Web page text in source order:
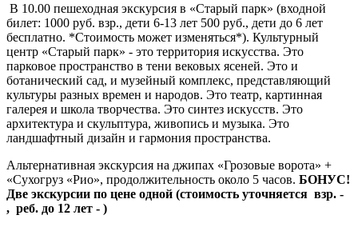
В 10.00 пешеходная экскурсия в «Старый парк» (входной
билет: 1000 руб. взр., дети 6-13 лет 500 руб., дети до 6 лет
бесплатно. *Стоимость может изменяться*). Культурный
центр «Старый парк» - это территория искусства. Это
парковое пространство в тени вековых ясеней. Это и
ботанический сад, и музейный комплекс, представляющий
культуры разных времен и народов. Это театр, картинная
галерея и школа творчества. Это синтез искусств. Это
архитектура и скульптура, живопись и музыка. Это
ландшафтный дизайн и гармония пространства.
Альтернативная экскурсия на джипах «Грозовые ворота» +
«Сухогруз «Рио», продолжительность около 5 часов. БОНУС!
Две экскурсии по цене одной (стоимость уточняется взр. -
, реб. до 12 лет - )